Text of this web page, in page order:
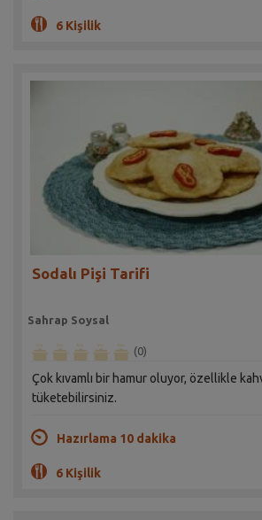
6 Kişilik
Sodalı Pişi Tarifi
Sahrap Soysal
(0)
Çok kıvamlı bir hamur oluyor, özellikle
tüketebilirsiniz.
Hazırlama 10 dakika
6 Kişilik